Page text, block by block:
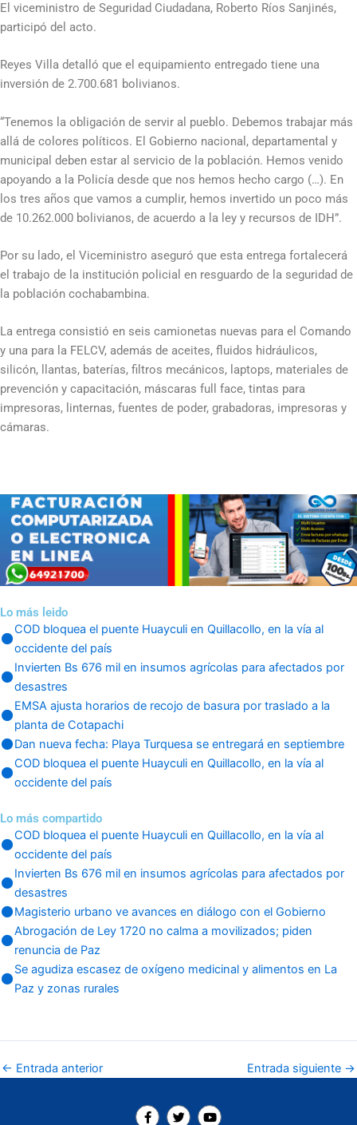
El viceministro de Seguridad Ciudadana, Roberto Ríos Sanjinés,
participó del acto.
Reyes Villa detalló que el equipamiento entregado tiene una
inversión de 2.700.681 bolivianos.
“Tenemos la obligación de servir al pueblo. Debemos trabajar más
allá de colores políticos. El Gobierno nacional, departamental y
municipal deben estar al servicio de la población. Hemos venido
apoyando a la Policía desde que nos hemos hecho cargo (…). En
los tres años que vamos a cumplir, hemos invertido un poco más
de 10.262.000 bolivianos, de acuerdo a la ley y recursos de IDH”.
Por su lado, el Viceministro aseguró que esta entrega fortalecerá
el trabajo de la institución policial en resguardo de la seguridad de
la población cochabambina.
La entrega consistió en seis camionetas nuevas para el Comando
y una para la FELCV, además de aceites, fluidos hidráulicos,
silicón, llantas, baterías, filtros mecánicos, laptops, materiales de
prevención y capacitación, máscaras full face, tintas para
impresoras, linternas, fuentes de poder, grabadoras, impresoras y
cámaras.
Lo más leido
COD bloquea el puente Huayculi en Quillacollo, en la vía al
occidente del país
Invierten Bs 676 mil en insumos agrícolas para afectados por
desastres
EMSA ajusta horarios de recojo de basura por traslado a la
planta de Cotapachi
Dan nueva fecha: Playa Turquesa se entregará en septiembre
COD bloquea el puente Huayculi en Quillacollo, en la vía al
occidente del país
Lo más compartido
COD bloquea el puente Huayculi en Quillacollo, en la vía al
occidente del país
Invierten Bs 676 mil en insumos agrícolas para afectados por
desastres
Magisterio urbano ve avances en diálogo con el Gobierno
Abrogación de Ley 1720 no calma a movilizados; piden
renuncia de Paz
Se agudiza escasez de oxígeno medicinal y alimentos en La
Paz y zonas rurales
← Entrada anterior Entrada siguiente →
F T Y